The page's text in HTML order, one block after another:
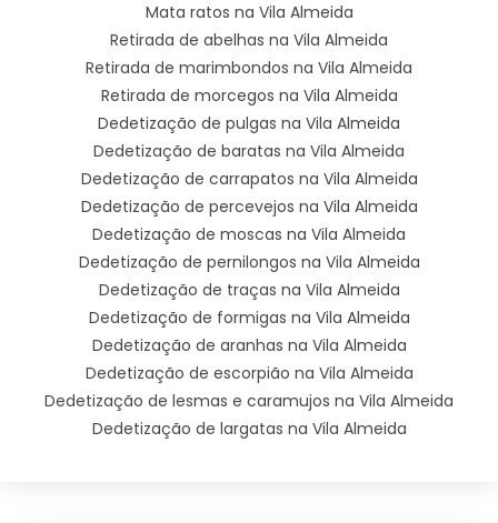
Mata ratos na Vila Almeida
Retirada de abelhas na Vila Almeida
Retirada de marimbondos na Vila Almeida
Retirada de morcegos na Vila Almeida
Dedetização de pulgas na Vila Almeida
Dedetização de baratas na Vila Almeida
Dedetização de carrapatos na Vila Almeida
Dedetização de percevejos na Vila Almeida
Dedetização de moscas na Vila Almeida
Dedetização de pernilongos na Vila Almeida
Dedetização de traças na Vila Almeida
Dedetização de formigas na Vila Almeida
Dedetização de aranhas na Vila Almeida
Dedetização de escorpião na Vila Almeida
Dedetização de lesmas e caramujos na Vila Almeida
Dedetização de largatas na Vila Almeida